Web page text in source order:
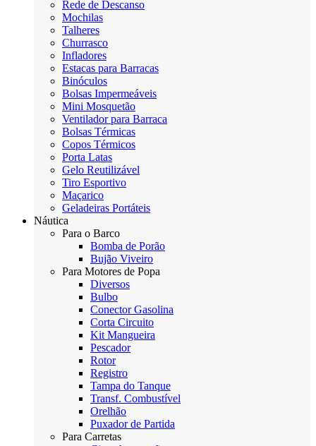
Rede de Descanso
Mochilas
Talheres
Churrasco
Infladores
Estacas para Barracas
Binóculos
Bolsas Impermeáveis
Mini Mosquetão
Ventilador para Barraca
Bolsas Térmicas
Copos Térmicos
Porta Latas
Gelo Reutilizável
Tiro Esportivo
Maçarico
Geladeiras Portáteis
Náutica
Para o Barco
Bomba de Porão
Bujão Viveiro
Para Motores de Popa
Diversos
Bulbo
Conector Gasolina
Corta Circuito
Kit Mangueira
Pescador
Rotor
Registro
Tampa do Tanque
Transf. Combustível
Orelhão
Puxador de Partida
Para Carretas